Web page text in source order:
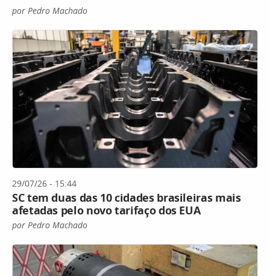
por Pedro Machado
29/07/26 - 15:44
SC tem duas das 10 cidades brasileiras mais
afetadas pelo novo tarifaço dos EUA
por Pedro Machado